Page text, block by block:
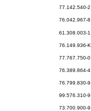
77.142.540-2
76.042.967-8
61.308.003-1
76.149.936-K
77.767.750-0
76.389.864-4
76.799.830-9
99.576.310-9
73.700.900-9